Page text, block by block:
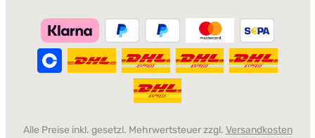
Alle Preise inkl. gesetzl. Mehrwertsteuer zzgl. Versandkosten